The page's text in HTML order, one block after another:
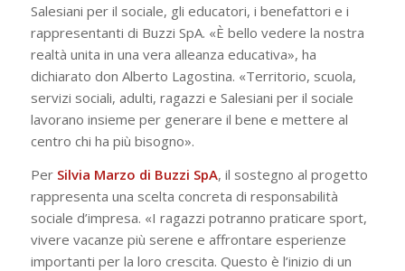
Salesiani per il sociale, gli educatori, i benefattori e i
rappresentanti di Buzzi SpA. «È bello vedere la nostra
realtà unita in una vera alleanza educativa», ha
dichiarato don Alberto Lagostina. «Territorio, scuola,
servizi sociali, adulti, ragazzi e Salesiani per il sociale
lavorano insieme per generare il bene e mettere al
centro chi ha più bisogno».
Per Silvia Marzo di Buzzi SpA, il sostegno al progetto
rappresenta una scelta concreta di responsabilità
sociale d’impresa. «I ragazzi potranno praticare sport,
vivere vacanze più serene e affrontare esperienze
importanti per la loro crescita. Questo è l’inizio di un